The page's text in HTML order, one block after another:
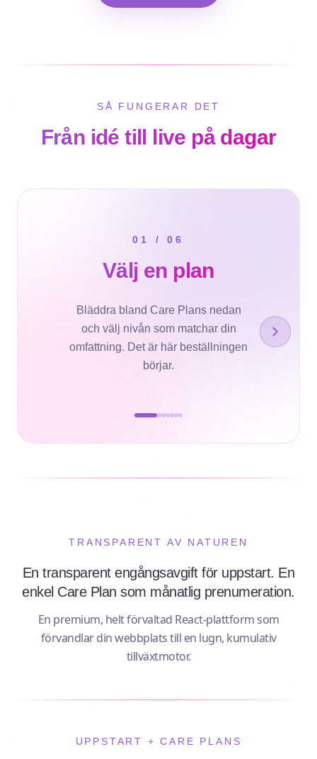
SÅ FUNGERAR DET
Från idé till live på dagar
01 /06
Välj en plan
Bläddra bland Care Plans nedan
och välj nivån som matchar din
omfattning. Det är här beställningen
börjar.
TRANSPARENT AV NATUREN
En transparent engångsavgift för uppstart. En
enkel Care Plan som månatlig prenumeration.
En premium, helt förvaltad React-plattform som
förvandlar din webbplats till en lugn, kumulativ
tillväxtmotor.
UPPSTART + CARE PLANS